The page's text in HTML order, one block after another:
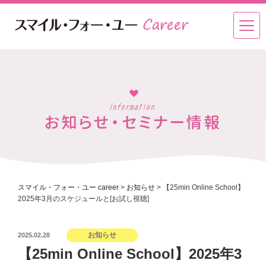
スマイル・フォー・ユー career > お知らせ >
【25min Online School】
2025年3月のスケジュールと[お試し視聴]
投
2025.02.28 お知らせ
【25min Online School】2025年3